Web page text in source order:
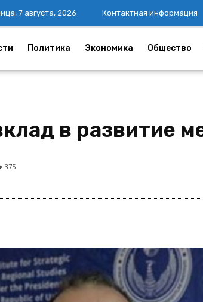
7 августа, 2026 Контактная информация
Политика Экономика Общество
в развитие
375